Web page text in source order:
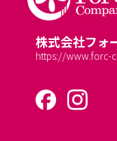
株式会社フォ
https://www.forc-